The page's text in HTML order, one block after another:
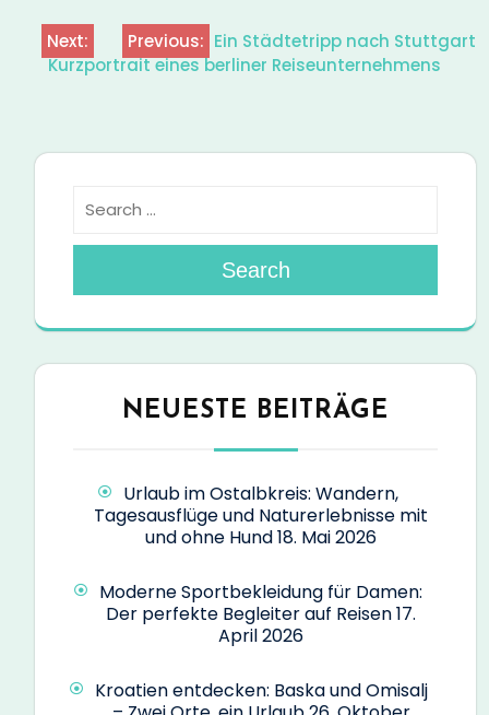
Beitragsnavigation
Previous: Ein Städtetripp nach Stuttgart
Next:
Kurzportrait eines berliner Reiseunternehmens
Search
NEUESTE BEITRÄGE
Urlaub im Ostalbkreis: Wandern,
Tagesausflüge und Naturerlebnisse mit
und ohne Hund18. Mai 2026
Moderne Sportbekleidung für Damen:
Der perfekte Begleiter auf Reisen17.
April 2026
Kroatien entdecken: Baska und Omisalj